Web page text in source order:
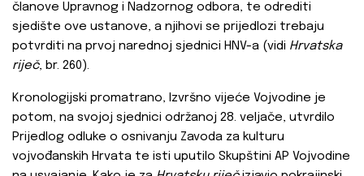
članove Upravnog i Nadzornog odbora, te odrediti
sjedište ove ustanove, a njihovi se prijedlozi trebaju
potvrditi na prvoj narednoj sjednici HNV-a (vidi Hrvatska
riječ, br. 260).
Kronologijski promatrano, Izvršno vijeće Vojvodine je
potom, na svojoj sjednici održanoj 28. veljače, utvrdilo
Prijedlog odluke o osnivanju Zavoda za kulturu
vojvođanskih Hrvata te isti uputilo Skupštini AP Vojvodine